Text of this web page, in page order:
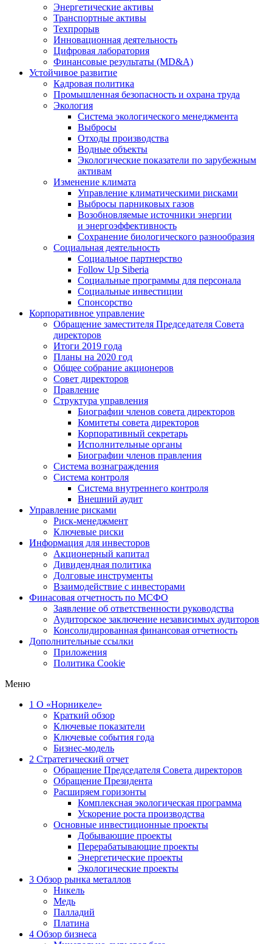
Энергетические активы
Транспортные активы
Техпрорыв
Инновационная деятельность
Цифровая лаборатория
Финансовые результаты (MD&A)
Устойчивое развитие
Кадровая политика
Промышленная безопасность и охрана труда
Экология
Система экологического менеджмента
Выбросы
Отходы производства
Водные объекты
Экологические показатели по зарубежным
активам
Изменение климата
Управление климатическими рисками
Выбросы парниковых газов
Возобновляемые источники энергии
и энергоэффективность
Сохранение биологического разнообразия
Социальная деятельность
Социальное партнерство
Follow Up Siberia
Социальные программы для персонала
Социальные инвестиции
Спонсорство
Корпоративное управление
Обращение заместителя Председателя Совета
директоров
Итоги 2019 года
Планы на 2020 год
Общее собрание акционеров
Совет директоров
Правление
Структура управления
Биографии членов совета директоров
Комитеты совета директоров
Корпоративный секретарь
Исполнительные органы
Биографии членов правления
Система вознаграждения
Система контроля
Система внутреннего контроля
Внешний аудит
Управление рисками
Риск-менеджмент
Ключевые риски
Информация для инвесторов
Акционерный капитал
Дивидендная политика
Долговые инструменты
Взаимодействие с инвеcторами
Финасовая отчетность по МСФО
Заявление об ответственности руководства
Аудиторское заключение независимых аудиторов
Консолидированная финансовая отчетность
Дополнительные ссылки
Приложения
Политика Cookie
Меню
1 О «Норникеле»
Краткий обзор
Ключевые показатели
Ключевые события года
Бизнес-модель
2 Стратегический отчет
Обращение Председателя Совета директоров
Обращение Президента
Расширяем горизонты
Комплексная экологическая программа
Ускорение роста производства
Основные инвестиционные проекты
Добывающие проекты
Перерабатывающие проекты
Энергетические проекты
Экологические проекты
3 Обзор рынка металлов
Никель
Медь
Палладий
Платина
4 Обзор бизнеса